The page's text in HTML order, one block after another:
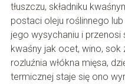
tłuszczu, składniku
postaci oleju roślinnego
jego wysychaniu i
kwaśny jak ocet, wino,
rozluźnia włókna mięsa,
termicznej staje się ono